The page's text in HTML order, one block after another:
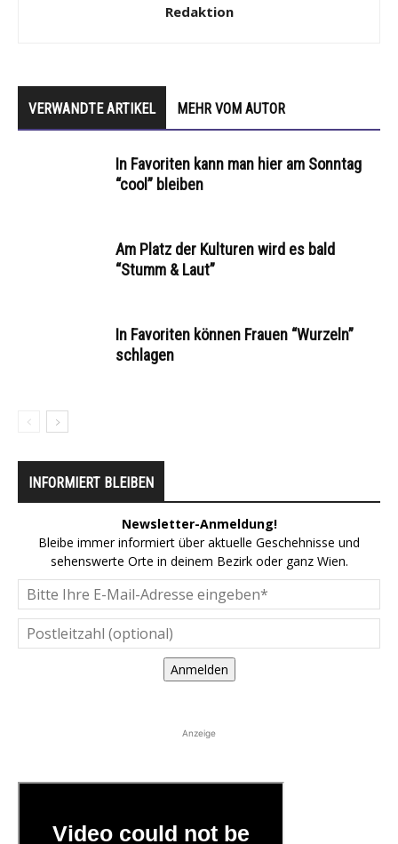
Redaktion
VERWANDTE ARTIKEL MEHR VOM AUTOR
In Favoriten kann man hier am Sonntag
“cool” bleiben
Am Platz der Kulturen wird es bald
“Stumm & Laut”
In Favoriten können Frauen “Wurzeln”
schlagen
INFORMIERT BLEIBEN
Newsletter-Anmeldung!
Bleibe immer informiert über aktuelle Geschehnisse und
sehenswerte Orte in deinem Bezirk oder ganz Wien.
Anmelden
Anzeige